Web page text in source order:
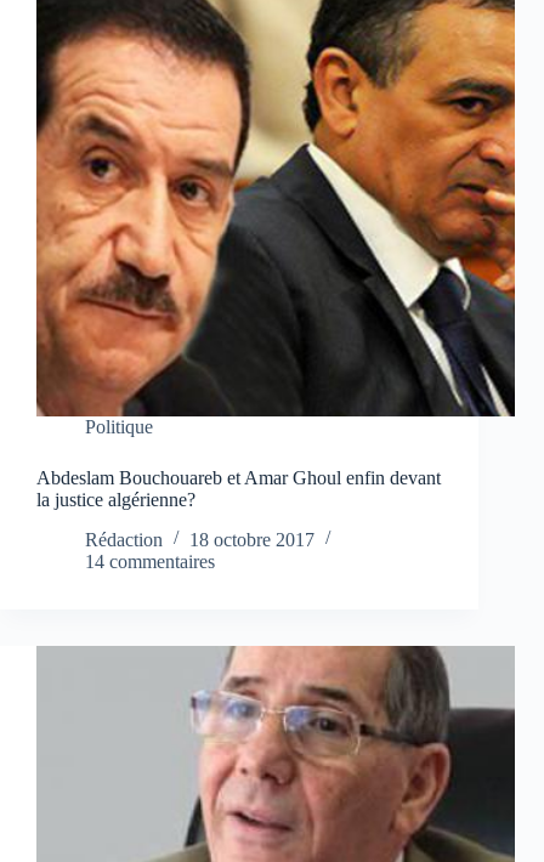
Politique
Abdeslam Bouchouareb et Amar Ghoul enfin devant
la justice algérienne?
Rédaction
18 octobre 2017
14 commentaires